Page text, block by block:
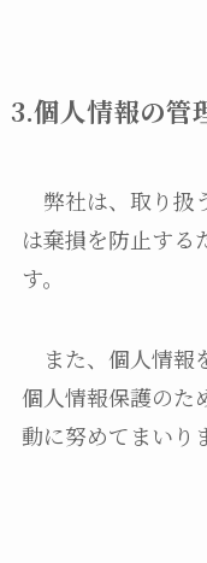
3.個人情報の管
弊社は、取り扱
は棄損を防止する
す。
また、個人情報
個人情報保護のた
動に努めてまいり